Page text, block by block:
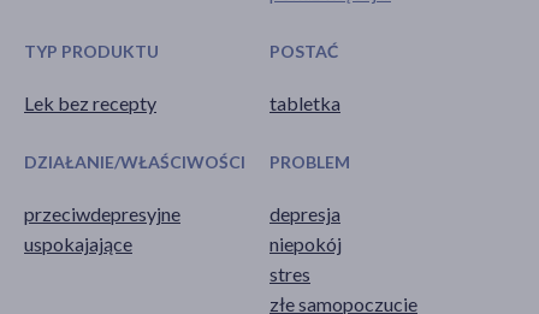
TYP PRODUKTU
Lek bez recepty
POSTAĆ
tabletka
DZIAŁANIE/WŁAŚCIWOŚCI
przeciwdepresyjne
uspokajające
PROBLEM
depresja
niepokój
stres
złe samopoczucie